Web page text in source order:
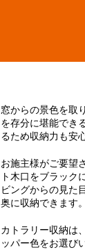
窓からの景色を取
を存分に堪能でき
るため収納力も安
お施主様がご要望
ト木口をブラック
ビングからの見た
奥に収納できます。
カトラリー収納は
ッパー色をお選び